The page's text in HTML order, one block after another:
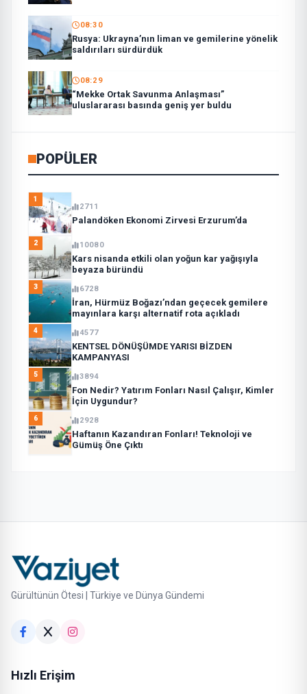
08:30
Rusya: Ukrayna’nın liman ve gemilerine yönelik
saldırıları sürdürdük
08:29
“Mekke Ortak Savunma Anlaşması”
uluslararası basında geniş yer buldu
POPÜLER
1
2711
Palandöken Ekonomi Zirvesi Erzurum’da
2 10080
Kars nisanda etkili olan yoğun kar yağışıyla
beyaza büründü
3 6728
İran, Hürmüz Boğazı’ndan geçecek gemilere
mayınlara karşı alternatif rota açıkladı
4 4577
KENTSEL DÖNÜŞÜMDE YARISI BİZDEN
KAMPANYASI
5 3894
Fon Nedir? Yatırım Fonları Nasıl Çalışır, Kimler
İçin Uygundur?
6 2928
Haftanın Kazandıran Fonları! Teknoloji ve
Gümüş Öne Çıktı
Gürültünün Ötesi | Türkiye ve Dünya Gündemi
Hızlı Erişim